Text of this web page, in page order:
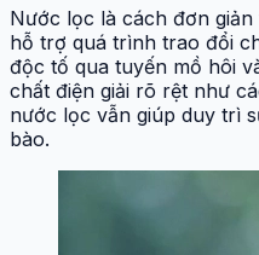
Nước lọc là cách đơn
hỗ trợ quá trình trao đổi
độc tố qua tuyến mồ hôi
chất điện giải rõ rệt như
nước lọc vẫn giúp duy trì
bào.